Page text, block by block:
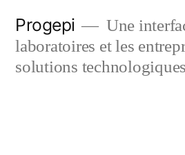
content
Progepi
Une
laboratoires et les
solutions technologiques